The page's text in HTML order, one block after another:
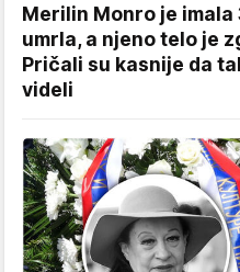
Merilin Monro je imala
umrla, a njeno telo je
Pričali su kasnije da
videli